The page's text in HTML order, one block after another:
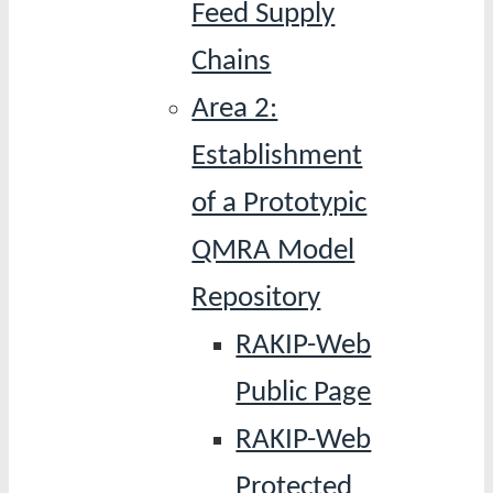
Feed Supply
Chains
Area 2:
Establishment
of a Prototypic
QMRA Model
Repository
RAKIP-Web
Public Page
RAKIP-Web